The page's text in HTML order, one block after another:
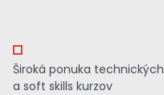
Široká ponuka technických
a soft skills kurzov